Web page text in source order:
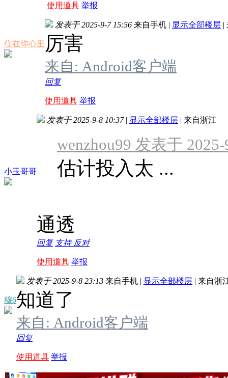
使用道具 举报
住在你心里
发表于 2025-9-7 15:56 来自手机 | 显示全部楼层 |
厉害
来自: Android客户端
回复
使用道具 举报
小玉哥哥
发表于 2025-9-8 10:37 | 显示全部楼层 | 来自浙江
wenzhou99 发表于
估计投入太 ...
通透
回复 支持 反对
使用道具 举报
穆6
发表于 2025-9-8 23:13 来自手机 | 显示全部楼层 | 来自浙
知道了
来自: Android客户端
回复
使用道具 举报